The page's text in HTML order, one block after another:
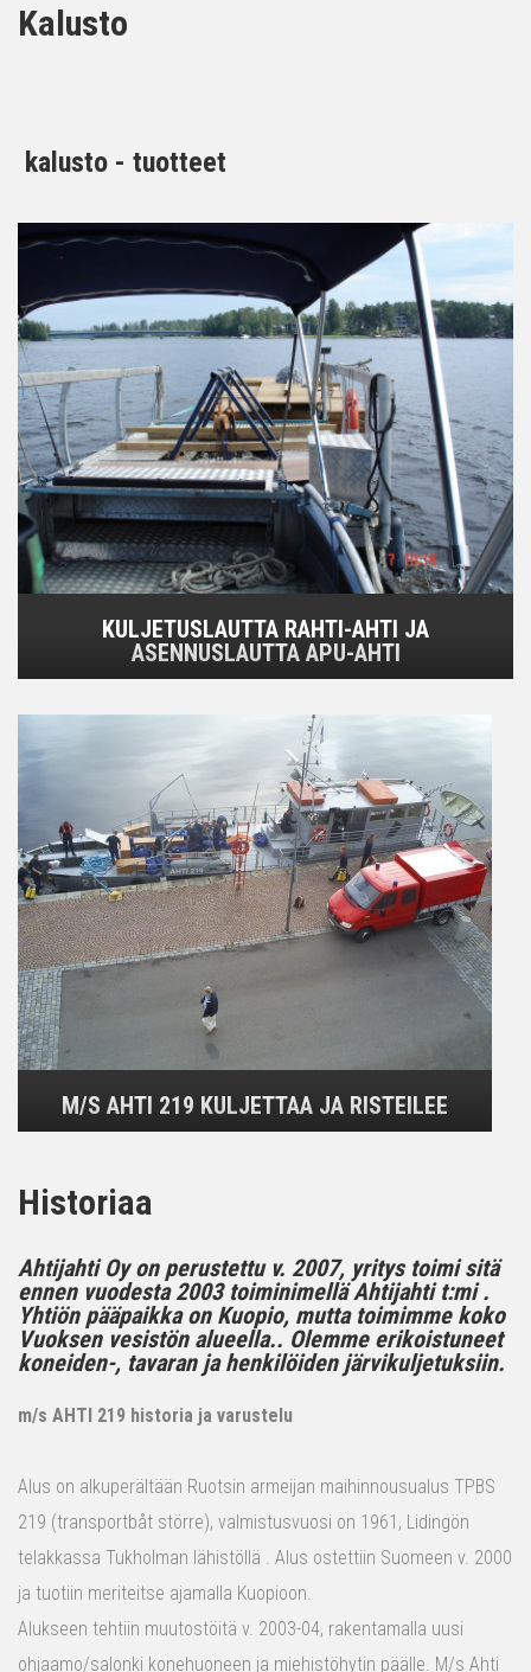
Kalusto
kalusto - tuotteet
KULJETUSLAUTTA RAHTI-AHTI JA
ASENNUSLAUTTA APU-AHTI
M/S AHTI 219 KULJETTAA JA RISTEILEE
Historiaa
Ahtijahti Oy on perustettu v. 2007, yritys toimi sitä
ennen vuodesta 2003 toiminimellä Ahtijahti t:mi .
Yhtiön pääpaikka on Kuopio, mutta toimimme koko
Vuoksen vesistön alueella.. Olemme erikoistuneet
koneiden-, tavaran ja henkilöiden järvikuljetuksiin.
m/s AHTI 219 historia ja varustelu
Alus on alkuperältään Ruotsin armeijan maihinnousualus TPBS
219 (transportbåt större), valmistusvuosi on 1961, Lidingön
telakkassa Tukholman lähistöllä . Alus ostettiin Suomeen v. 2000
ja tuotiin meriteitse ajamalla Kuopioon.
Alukseen tehtiin muutostöitä v. 2003-04, rakentamalla uusi
ohjaamo/salonki konehuoneen ja miehistöhytin päälle. M/s Ahti